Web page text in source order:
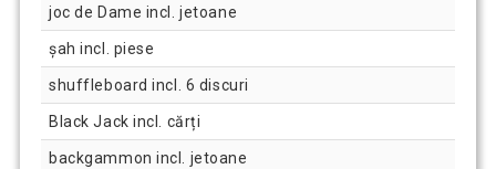
joc de Dame incl. jetoane
șah incl. piese
shuffleboard incl. 6 discuri
Black Jack incl. cărți
backgammon incl. jetoane